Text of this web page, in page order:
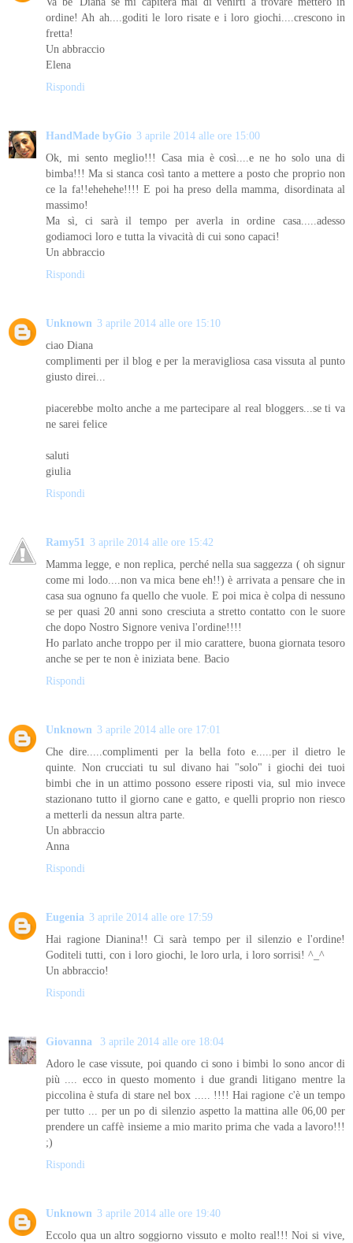
ordine! Ah ah....goditi le loro risate e i loro giochi....crescono in
fretta!
Un abbraccio
Elena
Rispondi
HandMade byGio 3 aprile 2014 alle ore 15:00
Ok, mi sento meglio!!! Casa mia è così....e ne ho solo una di
bimba!!! Ma si stanca così tanto a mettere a posto che proprio non
ce la fa!!ehehehe!!!! E poi ha preso della mamma, disordinata al
massimo!
Ma sì, ci sarà il tempo per averla in ordine casa.....adesso
godiamoci loro e tutta la vivacità di cui sono capaci!
Un abbraccio
Rispondi
Unknown 3 aprile 2014 alle ore 15:10
ciao Diana
complimenti per il blog e per la meravigliosa casa vissuta al punto
giusto direi...
piacerebbe molto anche a me partecipare al real bloggers...se ti va
ne sarei felice
saluti
giulia
Rispondi
Ramy51 3 aprile 2014 alle ore 15:42
Mamma legge, e non replica, perché nella sua saggezza ( oh signur
come mi lodo....non va mica bene eh!!) è arrivata a pensare che in
casa sua ognuno fa quello che vuole. E poi mica è colpa di nessuno
se per quasi 20 anni sono cresciuta a stretto contatto con le suore
che dopo Nostro Signore veniva l'ordine!!!!
Ho parlato anche troppo per il mio carattere, buona giornata tesoro
anche se per te non è iniziata bene. Bacio
Rispondi
Unknown 3 aprile 2014 alle ore 17:01
Che dire.....complimenti per la bella foto e.....per il dietro le
quinte. Non crucciati tu sul divano hai "solo" i giochi dei tuoi
bimbi che in un attimo possono essere riposti via, sul mio invece
stazionano tutto il giorno cane e gatto, e quelli proprio non riesco
a metterli da nessun altra parte.
Un abbraccio
Anna
Rispondi
Eugenia 3 aprile 2014 alle ore 17:59
Hai ragione Dianina!! Ci sarà tempo per il silenzio e l'ordine!
Goditeli tutti, con i loro giochi, le loro urla, i loro sorrisi! ^_^
Un abbraccio!
Rispondi
Giovanna
3 aprile 2014 alle ore 18:04
Adoro le case vissute, poi quando ci sono i bimbi lo sono ancor di
più .... ecco in questo momento i due grandi litigano mentre la
piccolina è stufa di stare nel box ..... !!!! Hai ragione c'è un tempo
per tutto ... per un po di silenzio aspetto la mattina alle 06,00 per
prendere un caffè insieme a mio marito prima che vada a lavoro!!!
;)
Rispondi
Unknown 3 aprile 2014 alle ore 19:40
Eccolo qua un altro soggiorno vissuto e molto real!!! Noi si vive,